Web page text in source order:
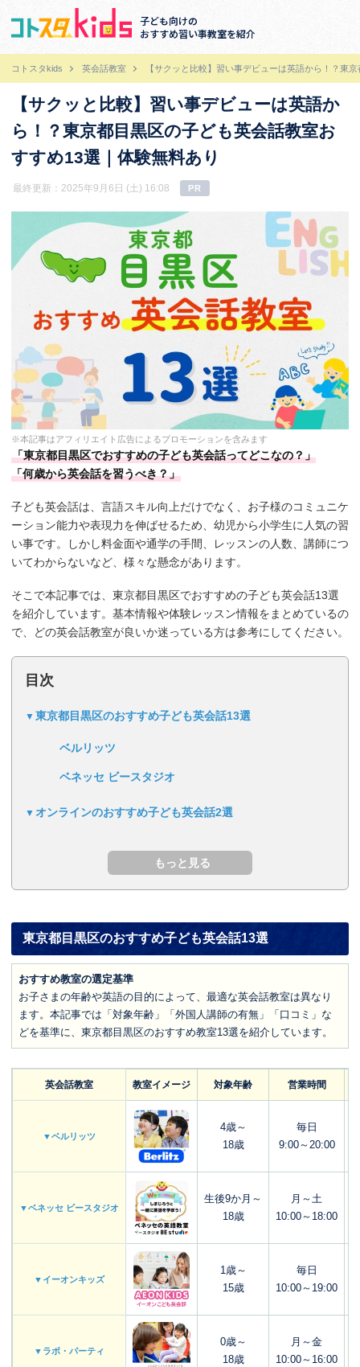
子ども向けの
おすすめ習い事教室を紹介
コトスタkids 英会話教室 【サクッと比較】習い事デビューは英語から！？東
【サクッと比較】習い事デビューは英語か
ら！？東京都目黒区の子ども英会話教室お
すすめ13選｜体験無料あり
最終更新：2025年9月6日 (土) 16:08 PR
※本記事はアフィリエイト広告によるプロモーションを含みます
「東京都目黒区でおすすめの子ども英会話ってどこなの？」
「何歳から英会話を習うべき？」
子ども英会話は、言語スキル向上だけでなく、お子様のコミュニケ
ーション能力や表現力を伸ばせるため、幼児から小学生に人気の習
い事です。しかし料金面や通学の手間、レッスンの人数、講師につ
いてわからないなど、様々な懸念があります。
そこで本記事では、東京都目黒区でおすすめの子ども英会話13選
を紹介しています。基本情報や体験レッスン情報をまとめているの
で、どの英会話教室が良いか迷っている方は参考にしてください。
目次
東京都目黒区のおすすめ子ども英会話13選
ベルリッツ
ベネッセ ビースタジオ
オンラインのおすすめ子ども英会話2選
東京都目黒区のおすすめ子ども英会話13選
おすすめ教室の選定基準
お子さまの年齢や英語の目的によって、最適な英会話教室は異なり
ます。本記事では「対象年齢」「外国人講師の有無」「口コミ」な
どを基準に、東京都目黒区のおすすめ教室13選を紹介しています。
英会話教室 教室イメージ 対象年齢 営業時間
▼ベルリッツ
4歳～
18歳
毎日
9:00～20:00
▼ベネッセ ビースタジオ
生後9か月～
18歳
月～土
10:00～18:00
▼イーオンキッズ
1歳～
15歳
毎日
10:00～19:00
▼ラボ・パーティ
0歳～
18歳
月～金
10:00～16:00